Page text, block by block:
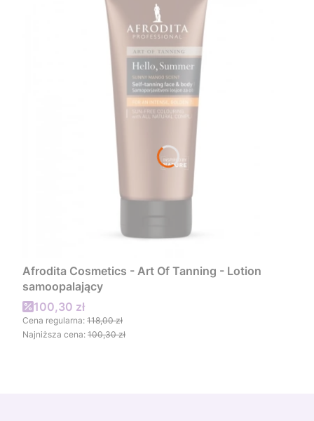
Afrodita Cosmetics - Art Of Tanning - Lotion
samoopalający
Cena promocyjna
100,30 zł
Cena regularna: 118,00 zł
Najniższa cena: 100,30 zł